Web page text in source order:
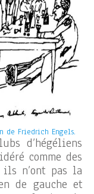
de Friedrich Engels.
d’hégéliens
comme des
n’ont pas la
de gauche et